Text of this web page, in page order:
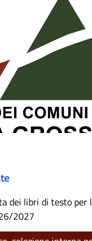
dei libri di testo per
2027